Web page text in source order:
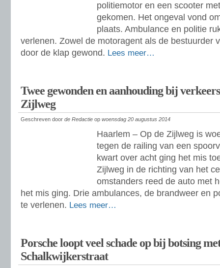
politiemotor en een scooter
gekomen. Het ongeval vond
plaats. Ambulance en politie
verlenen. Zowel de motoragent als de bestuurder
door de klap gewond. Lees meer…
Twee gewonden en aanhouding bij
Zijlweg
Geschreven door de Redactie op woensdag 20 augustus 2014
Haarlem – Op de Zijlweg is
tegen de railing van een
kwart over acht ging het mis
Zijlweg in de richting van het
omstanders reed de auto met
het mis ging. Drie ambulances, de brandweer en
te verlenen. Lees meer…
Porsche loopt veel schade op bij botsing
Schalkwijkerstraat